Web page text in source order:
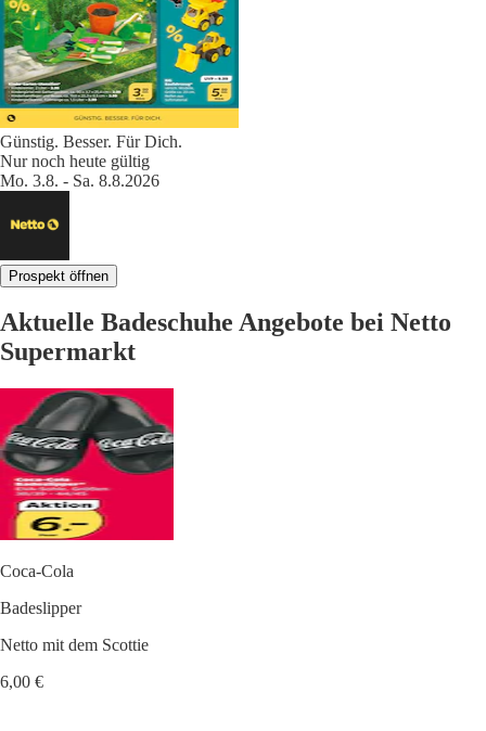
Günstig. Besser. Für Dich.
Nur noch heute gültig
Mo. 3.8. - Sa. 8.8.2026
Prospekt öffnen
Aktuelle Badeschuhe Angebote bei Netto
Supermarkt
Coca-Cola
Badeslipper
Netto mit dem Scottie
6,00 €